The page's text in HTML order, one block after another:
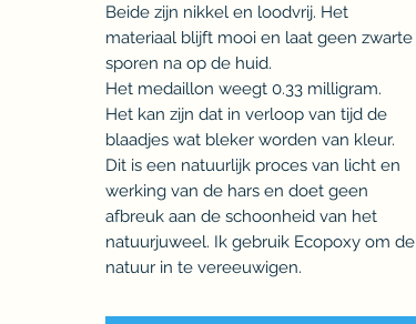
Beide zijn nikkel en loodvrij. Het
materiaal blijft mooi en laat geen zwarte
sporen na op de huid.
Het medaillon weegt 0.33 milligram.
Het kan zijn dat in verloop van tijd de
blaadjes wat bleker worden van kleur.
Dit is een natuurlijk proces van licht en
werking van de hars en doet geen
afbreuk aan de schoonheid van het
natuurjuweel. Ik gebruik Ecopoxy om de
natuur in te vereeuwigen.